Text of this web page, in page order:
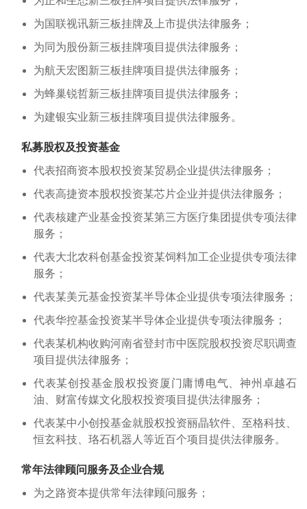
为国联视讯新三板挂牌及上市提供法律服务；
为同为股份新三板挂牌项目提供法律服务；
为航天宏图新三板挂牌项目提供法律服务；
为蜂巢锐哲新三板挂牌项目提供法律服务；
为建银实业新三板挂牌项目提供法律服务。
私募股权及投资基金
代表招商资本股权投资某贸易企业提供法律服务；
代表高捷资本股权投资某芯片企业并提供法律服务；
代表核建产业基金投资某第三方医疗集团提供专项法律
服务；
代表大北农科创基金投资某饲料加工企业提供专项法律
服务；
代表某美元基金投资某半导体企业提供专项法律服务；
代表华控基金投资某半导体企业提供专项法律服务；
代表某机构收购河南省登封市中医院股权投资尽职调查
项目提供法律服务；
代表某创投基金股权投资厦门庸博电气、神州卓越石
油、财富传媒文化股权投资项目提供法律服务；
代表某中小创投基金就股权投资丽晶软件、至格科技、
恒玄科技、珞石机器人等近百个项目提供法律服务。
常年法律顾问服务及企业合规
为之路资本提供常年法律顾问服务；